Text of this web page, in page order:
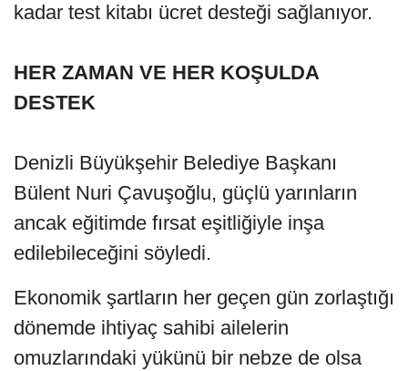
kadar test kitabı ücret desteği sağlanıyor.
HER ZAMAN VE HER KOŞULDA
DESTEK
Denizli Büyükşehir Belediye Başkanı
Bülent Nuri Çavuşoğlu, güçlü yarınların
ancak eğitimde fırsat eşitliğiyle inşa
edilebileceğini söyledi.
Ekonomik şartların her geçen gün zorlaştığı
dönemde ihtiyaç sahibi ailelerin
omuzlarındaki yükünü bir nebze de olsa